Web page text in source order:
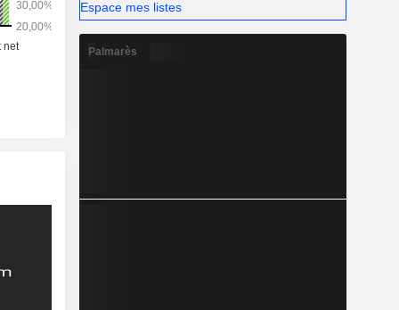
Espace mes listes
Palmarès